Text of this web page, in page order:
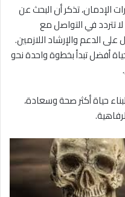
الإدمان، تذكر أن البحث عن
تتردد في التواصل مع
الدعم والإرشاد اللازمين.
أفضل تبدأ بخطوة واحدة نحو
حياة أكثر صحة وسعادة،